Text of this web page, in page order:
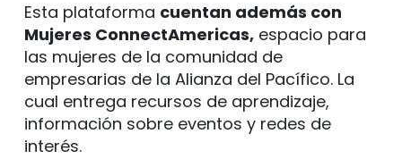
Esta plataforma cuentan además con
Mujeres ConnectAmericas, espacio para
las mujeres de la comunidad de
empresarias de la Alianza del Pacífico. La
cual entrega recursos de aprendizaje,
información sobre eventos y redes de
interés.